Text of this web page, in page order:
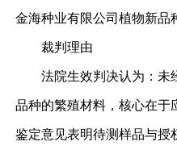
金海种业有限公司植物新品
裁判理由
法院生效判决认为：未经
品种的繁殖材料，核心在于
鉴定意见表明待测样品与授